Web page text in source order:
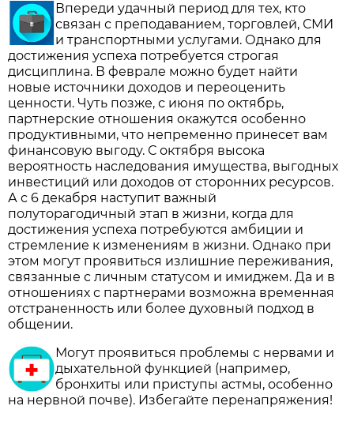
Впереди удачный период для тех, кто
связан с преподаванием, торговлей, СМИ
и транспортными услугами. Однако для
достижения успеха потребуется строгая
дисциплина. В феврале можно будет найти
новые источники доходов и переоценить
ценности. Чуть позже, с июня по октябрь,
партнерские отношения окажутся особенно
продуктивными, что непременно принесет вам
финансовую выгоду. С октября высока
вероятность наследования имущества, выгодных
инвестиций или доходов от сторонних ресурсов.
А с 6 декабря наступит важный
полуторагодичный этап в жизни, когда для
достижения успеха потребуются амбиции и
стремление к изменениям в жизни. Однако при
этом могут проявиться излишние переживания,
связанные с личным статусом и имиджем. Да и в
отношениях с партнерами возможна временная
отстраненность или более духовный подход в
общении.
Могут проявиться проблемы с нервами и
дыхательной функцией (например,
бронхиты или приступы астмы, особенно
на нервной почве). Избегайте перенапряжения!